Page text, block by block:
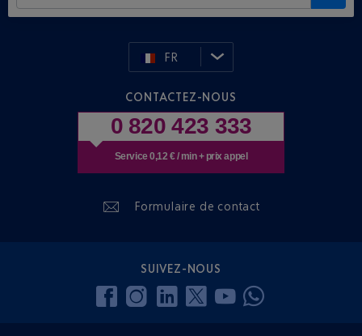
FR
CONTACTEZ-NOUS
0 820 423 333
Service 0,12 € / min + prix appel
Formulaire de contact
SUIVEZ-NOUS